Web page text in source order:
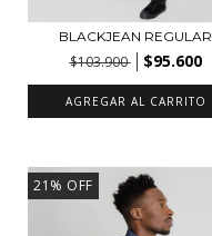
BLACKJEAN REGULAR
$103.900 $95.600
AGREGAR AL CARRITO
21 % OFF